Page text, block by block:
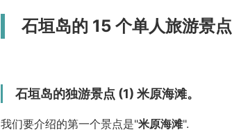
石垣岛的 15 个单人旅游景点
石垣岛的独游景点 (1) 米原海滩。
我们要介绍的第一个景点是"米原海滩".